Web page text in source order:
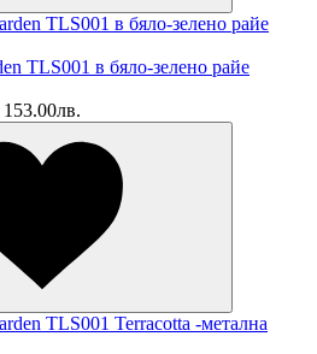
TLS001 в бяло-зелено райе